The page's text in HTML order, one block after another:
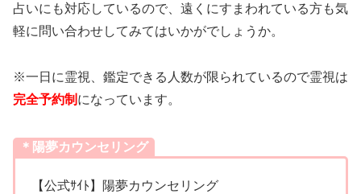
占いにも対応しているので、遠くにすまわれている方も気
軽に問い合わせしてみてはいかがでしょうか。
※一日に霊視、鑑定できる人数が限られているので霊視は
完全予約制 になっています。
＊陽夢カウンセリング
【公式ｻｲﾄ】陽夢カウンセリング